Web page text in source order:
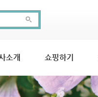
소개 쇼핑하기